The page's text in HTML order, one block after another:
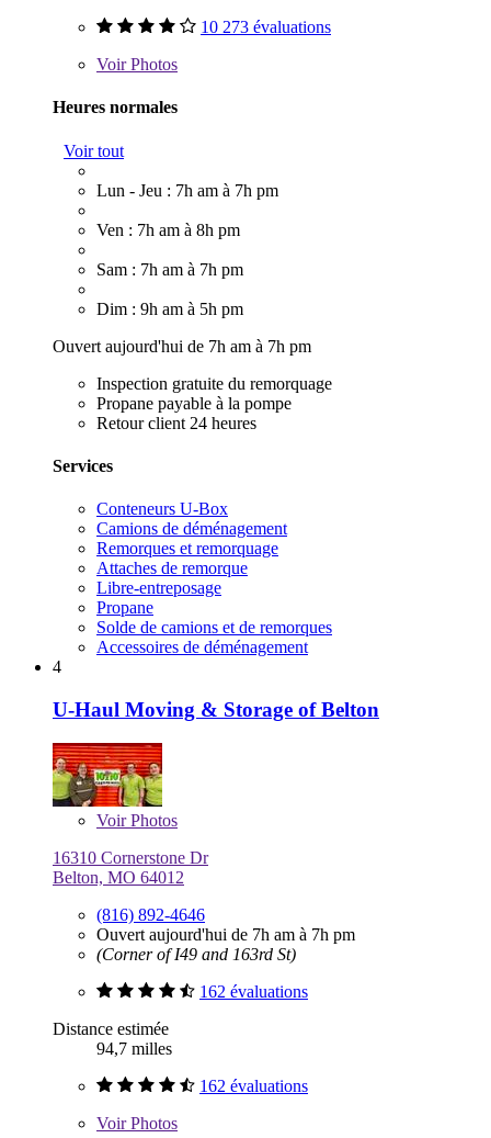
10 273 évaluations
VoirPhotos
Heures normales
Voir tout
Lun - Jeu : 7h am à 7h pm
Ven : 7h am à 8h pm
Sam : 7h am à 7h pm
Dim : 9h am à 5h pm
Ouvert aujourd'hui de 7h am à 7h pm
Inspection gratuite du remorquage
Propane payable à la pompe
Retour client 24 heures
Services
Conteneurs U-Box
Camions de déménagement
Remorques et remorquage
Attaches de remorque
Libre-entreposage
Propane
Solde de camions et de remorques
Accessoires de déménagement
4
U-Haul Moving & Storage of Belton
VoirPhotos
16310 Cornerstone Dr
Belton, MO 64012
(816) 892-4646
Ouvert aujourd'hui de 7h am à 7h pm
(Corner of I49 and 163rd St)
162 évaluations
Distance estimée
94,7 milles
162 évaluations
VoirPhotos